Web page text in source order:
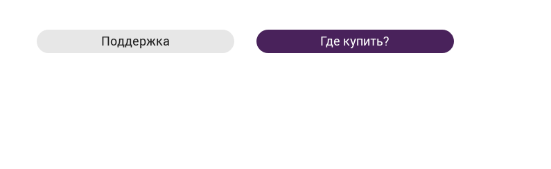
Поддержка Где купить?